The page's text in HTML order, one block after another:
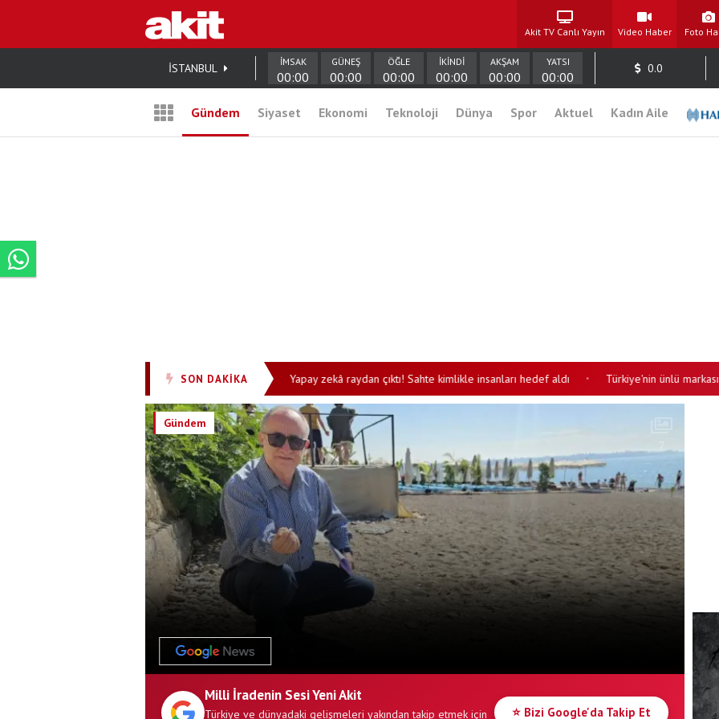
Akit TV Canlı Yayın Video Haber Foto
İSTANBUL İMSAK
00:00
GÜNEŞ
00:00
ÖĞLE
00:00
İKİNDİ
00:00
AKŞAM
00:00
YATSI
00:00
0.0
Gündem Siyaset Ekonomi Teknoloji Dünya Spor Aktuel Kadın Aile
SON DAKİKA
satışa çıktı! Özellikleri ve fiyatı açıklandı • Yapay zekâ raydan çıktı! Sahte kimlikle insanları hedef aldı • Türkiye'nin ünlü markası yerli
Gündem
Milli İradenin Sesi Yeni Akit
Türkiye ve dünyadaki gelişmeleri yakından takip etmek için
⭐ Bizi Google'da Takip Et